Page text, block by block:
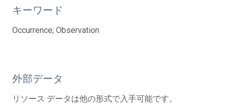
キーワード
Occurrence; Observation
外部データ
リソース データは他の形式で入手可能です。